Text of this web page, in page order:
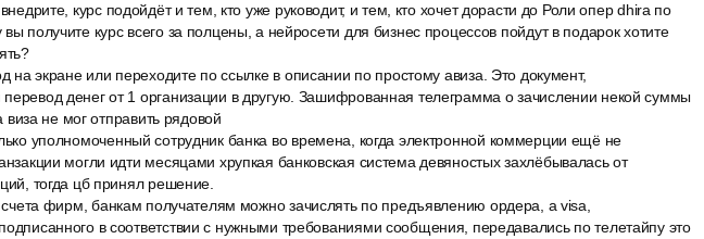
курс подойдёт и тем, кто уже руководит, и тем, кто хочет дорасти до Роли опер dhira по
получите курс всего за полцены, а нейросети для бизнес процессов пойдут в подарок хотите
на экране или переходите по ссылке в описании по простому авиза. Это документ,
денег от 1 организации в другую. Зашифрованная телеграмма о зачислении некой суммы
виза не мог отправить рядовой
уполномоченный сотрудник банка во времена, когда электронной коммерции ещё не
могли идти месяцами хрупкая банковская система девяностых захлёбывалась от
тогда цб принял решение.
счета фирм, банкам получателям можно зачислять по предъявлению ордера, а visa,
в соответствии с нужными требованиями сообщения, передавались по телетайпу это